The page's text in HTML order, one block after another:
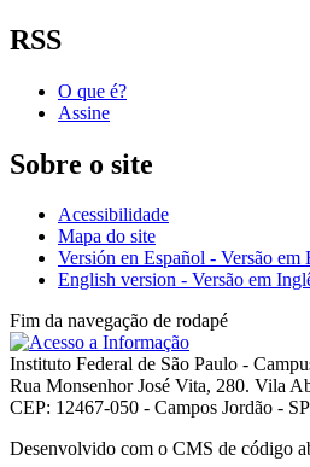
RSS
O que é?
Assine
Sobre o site
Acessibilidade
Mapa do site
Versión en Español - Versão em
English version - Versão em
Fim da navegação de rodapé
Instituto Federal de São Paulo -
Rua Monsenhor José Vita, 280. Vila
CEP: 12467-050 - Campos Jordão - SP
Desenvolvido com o CMS de código